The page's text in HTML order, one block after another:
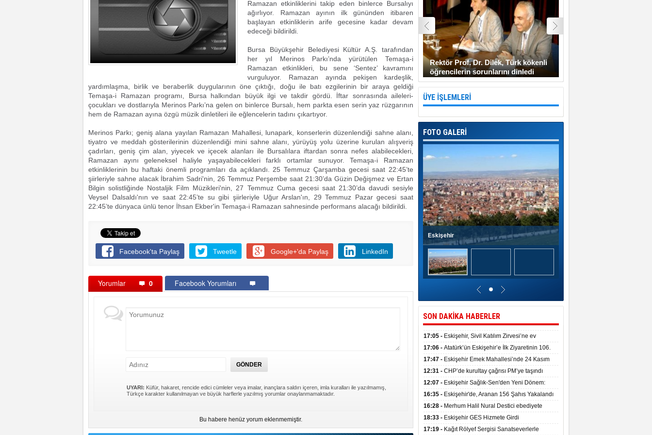
Ramazan etkinliklerini takip eden binlerce Bursalıyı
ağırlıyor. Ramazan ayının ilk gününden itibaren
başlayan etkinliklerin arife gecesine kadar devam
edeceği bildirildi.
Bursa Büyükşehir Belediyesi Kültür A.Ş. tarafından
her yıl Merinos Parkı’nda yürütülen Temaşa-i
Ramazan etkinlikleri, bu sene ‘Sentez’ kavramını
vurguluyor. Ramazan ayında pekişen kardeşlik,
yardımlaşma, birlik ve beraberlik duygularının öne çıktığı, doğu ile batı ezgilerinin bir araya geldiği
Temaşa-i Ramazan programı, Bursa halkından büyük ilgi ve takdir gördü. İftar sonrasında aileleri-
çocukları ve dostlarıyla Merinos Parkı’na gelen on binlerce Bursalı, hem parkta esen serin yaz rüzgarının
hem de Ramazan ayına özgü müzik dinletileri ile eğlencelerin tadını çıkartıyor.
Merinos Parkı; geniş alana yayılan Ramazan Mahallesi, lunapark, konserlerin düzenlendiği sahne alanı,
tiyatro ve meddah gösterilerinin düzenlendiği mini sahne alanı, yürüyüş yolu üzerine kurulan alışveriş
çadırları, geniş çim alan, yiyecek ve içecek alanları ile Bursalılara iftardan sonra nefes alabilecekleri,
Ramazan ayını geleneksel haliyle yaşayabilecekleri farklı ortamlar sunuyor. Temaşa-i Ramazan
etkinliklerinin bu haftaki önemli programları da açıklandı. 25 Temmuz Çarşamba gecesi saat 22:45’te
şiirleriyle sahne alacak İbrahim Sadri'nin, 26 Temmuz Perşembe saat 21:30’da Güzin Değişmez ve Ertan
Bilgin solistliğinde Nostaljik Film Müzikleri'nin, 27 Temmuz Cuma gecesi saat 21:30’da davudi sesiyle
Veysel Dalsaldı'nın ve saat 22:45’te su gibi şiirleriyle Uğur Arslan'ın, 29 Temmuz Pazar gecesi saat
22:45’te dünyaca ünlü tenor İhsan Ekber'in Temaşa-i Ramazan sahnesinde performans alacağı bildirildi.
Facebook'ta Paylaş Tweetle Google+'da Paylaş LinkedIn
Yorumlar 0 Facebook Yorumları
UYARI: Küfür, hakaret, rencide edici cümleler veya imalar, inançlara saldırı içeren, imla kuralları ile yazılmamış,
Türkçe karakter kullanılmayan ve büyük harflerle yazılmış yorumlar onaylanmamaktadır.
Bu habere henüz yorum eklenmemiştir.
Rektör Prof. Dr. Dilek, Türk kökenli
öğrencilerin sorunlarını dinledi
ÜYE İŞLEMLERİ
FOTO GALERİ
Eskişehir
SON DAKİKA HABERLER
17:05 - Eskişehir, Sivil Katılım Zirvesi’ne ev
sahipliği yaptı.
17:06 - Atatürk’ün Eskişehir’e İlk Ziyaretinin 106.
Yılı Törenle Kutlandı
17:47 - Eskişehir Emek Mahallesi’nde 24 Kasım
İlkokulu törenle hizmete girdi
12:31 - CHP’de kurultay çağrısı PM’ye taşındı
12:07 - Eskişehir Sağlık-Sen'den Yeni Dönem:
Mazbata Teslim Alındı
16:35 - Eskişehir'de, Aranan 156 Şahıs Yakalandı
16:28 - Merhum Halil Nural Destici ebediyete
uğurlandı
18:33 - Eskişehir GES Hizmete Girdi
17:19 - Kağıt Rölyef Sergisi Sanatseverlerle